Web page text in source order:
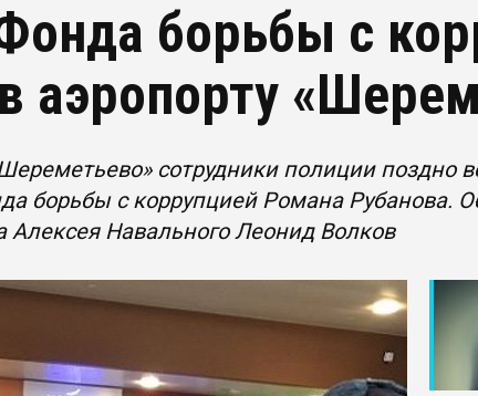
борьбы с
аэропорту
сотрудники полиции поздно
борьбы с коррупцией Романа Рубанова.
Алексея Навального Леонид Волков